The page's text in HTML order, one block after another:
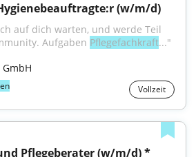
(w/m/d)
auf dich warten, und werde Teil
Aufgaben Pflegefachkraft..."
Vollzeit
Pflegeberater (w/m/d) *